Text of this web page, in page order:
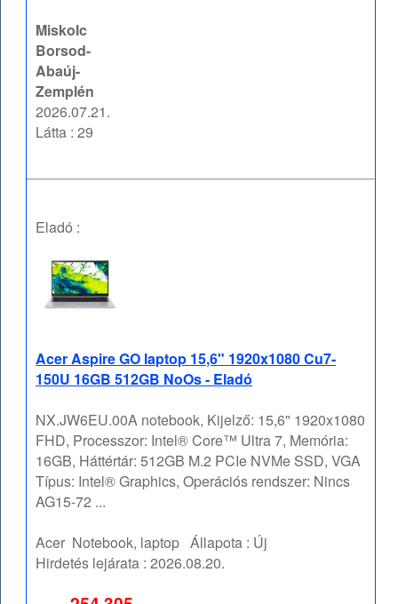
Miskolc
Borsod-
Abaúj-
Zemplén
2026.07.21.
Látta : 29
Eladó :
Acer Aspire GO laptop 15,6" 1920x1080 Cu7-
150U 16GB 512GB NoOs - Eladó
NX.JW6EU.00A notebook, Kijelző: 15,6" 1920x1080
FHD, Processzor: Intel® Core™ Ultra 7, Memória:
16GB, Háttértár: 512GB M.2 PCIe NVMe SSD, VGA
Típus: Intel® Graphics, Operációs rendszer: Nincs
AG15-72 ...
Acer Notebook, laptop Állapota : Új
Hirdetés lejárata :2026.08.20.